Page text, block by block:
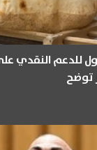
للدعم النقدي
توضح